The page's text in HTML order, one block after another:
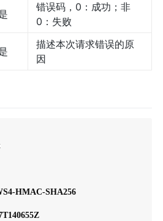
错误码，0：成功；非
0：失败
描述本次请求错误的原
因
HMAC-SHA256